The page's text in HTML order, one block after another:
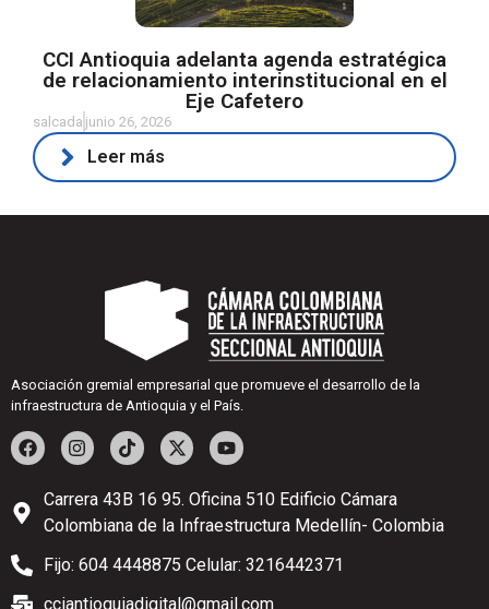
CCI Antioquia adelanta agenda estratégica
de relacionamiento interinstitucional en el
Eje Cafetero
salcada junio 26, 2026
Leer más
Asociación gremial empresarial que promueve el desarrollo de la
infraestructura de Antioquia y el País.
Carrera 43B 16 95. Oficina 510 Edificio Cámara
Colombiana de la Infraestructura Medellín- Colombia
Fijo: 604 4448875 Celular: 3216442371
cciantioquiadigital@gmail.com